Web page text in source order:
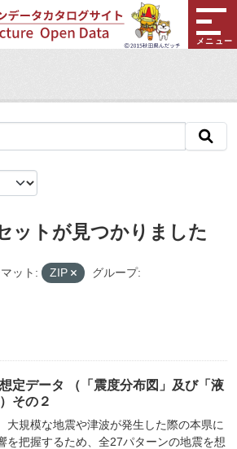
メニュー
ットが見つかりました
ット: ZIP
グループ:
定データ （「震度分布図」及び「液
その２
大規模な地震や津波が発生した際の本県に
を把握するため、全27パターンの地震を想